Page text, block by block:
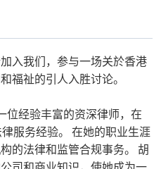
入我们，参与一场关於香港
福祉的引人入胜讨论。
位经验丰富的资深律师，在
服务经验。 在她的职业生涯
的法律和监管合规事务。 胡